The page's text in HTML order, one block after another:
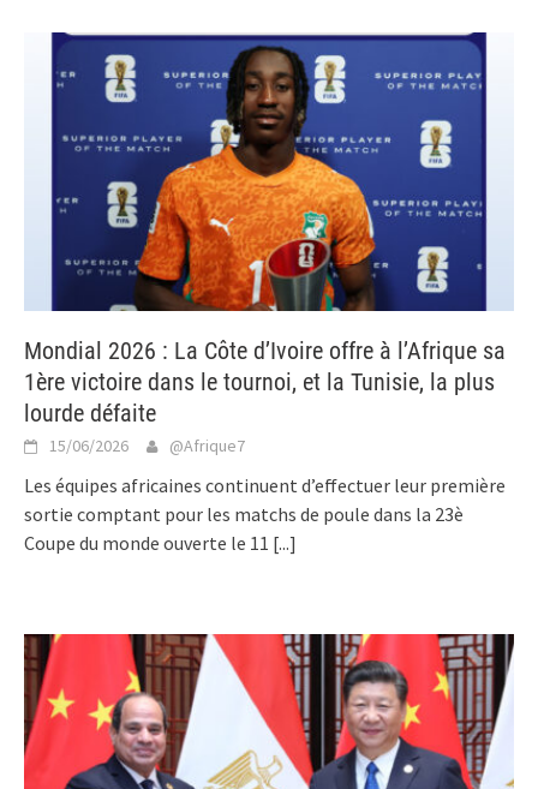
Mondial 2026 : La Côte d’Ivoire offre à l’Afrique sa
1ère victoire dans le tournoi, et la Tunisie, la plus
lourde défaite
15/06/2026 @Afrique7
Les équipes africaines continuent d’effectuer leur première
sortie comptant pour les matchs de poule dans la 23è
Coupe du monde ouverte le 11 [...]